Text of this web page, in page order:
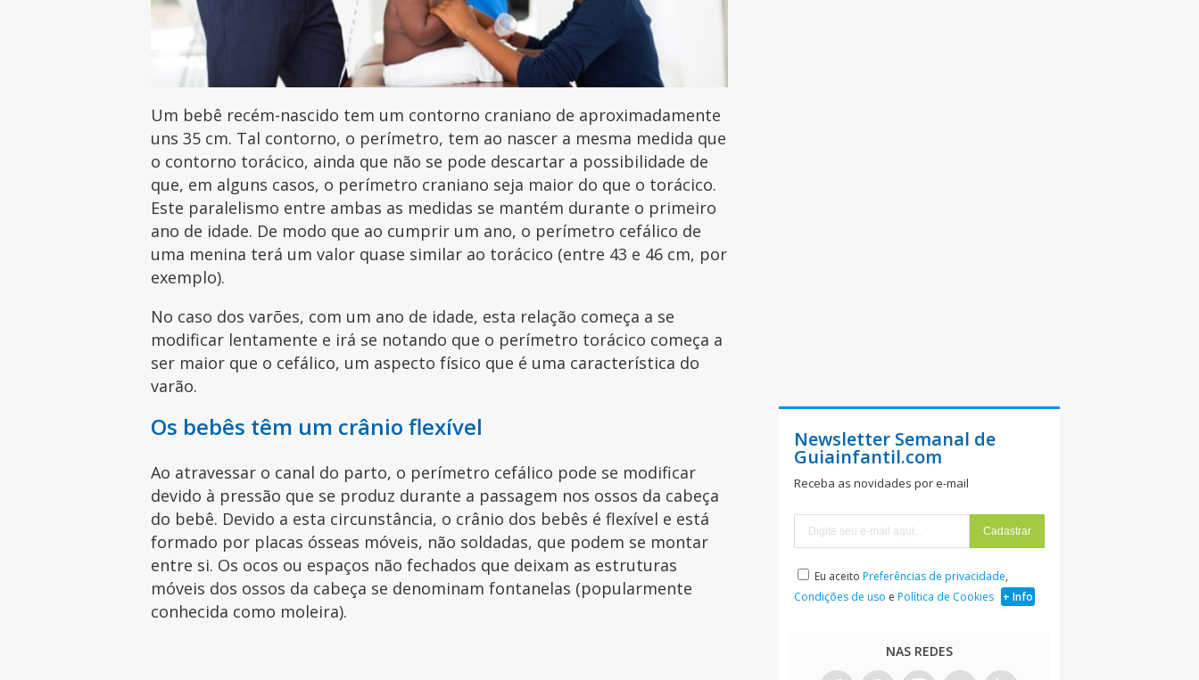
Um bebê recém-nascido tem um contorno craniano de aproximadamente
uns 35 cm. Tal contorno, o perímetro, tem ao nascer a mesma medida que
o contorno torácico, ainda que não se pode descartar a possibilidade de
que, em alguns casos, o perímetro craniano seja maior do que o torácico.
Este paralelismo entre ambas as medidas se mantém durante o primeiro
ano de idade. De modo que ao cumprir um ano, o perímetro cefálico de
uma menina terá um valor quase similar ao torácico (entre 43 e 46 cm, por
exemplo).
No caso dos varões, com um ano de idade, esta relação começa a se
modificar lentamente e irá se notando que o perímetro torácico começa a
ser maior que o cefálico, um aspecto físico que é uma característica do
varão.
Os bebês têm um crânio flexível
Ao atravessar o canal do parto, o perímetro cefálico pode se modificar
devido à pressão que se produz durante a passagem nos ossos da cabeça
do bebê. Devido a esta circunstância, o crânio dos bebês é flexível e está
formado por placas ósseas móveis, não soldadas, que podem se montar
entre si. Os ocos ou espaços não fechados que deixam as estruturas
móveis dos ossos da cabeça se denominam fontanelas (popularmente
conhecida como moleira).
Newsletter Semanal de
Guiainfantil.com
Receba as novidades por e-mail
Eu aceito Preferências de privacidade,
Condições de uso e Política de Cookies + Info
NAS REDES